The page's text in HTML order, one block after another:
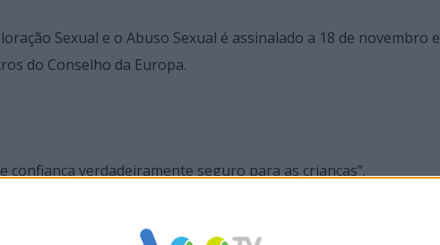
Sexual e o Abuso Sexual é assinalado a 18 de novembro e
do Conselho da Europa.
confiança verdadeiramente seguro para as crianças”.